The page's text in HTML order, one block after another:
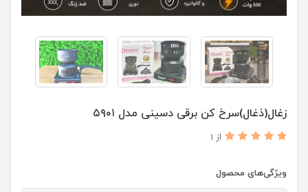
زغال(ذغال)سرخ کن برقی دسینی مدل ۵۹۰۱
از 1
ویژگی‌های محصول